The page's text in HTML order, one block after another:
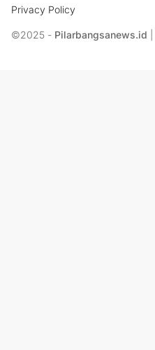
Privacy Policy
©2025 - Pilarbangsanews.id